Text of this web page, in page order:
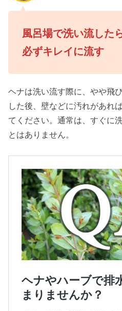
風呂場で洗い流した
必ずキレイに流す
ヘナは洗い流す際に、やや飛
した後、壁などに汚れがあれ
てください。通常は、すぐに
とはありません。